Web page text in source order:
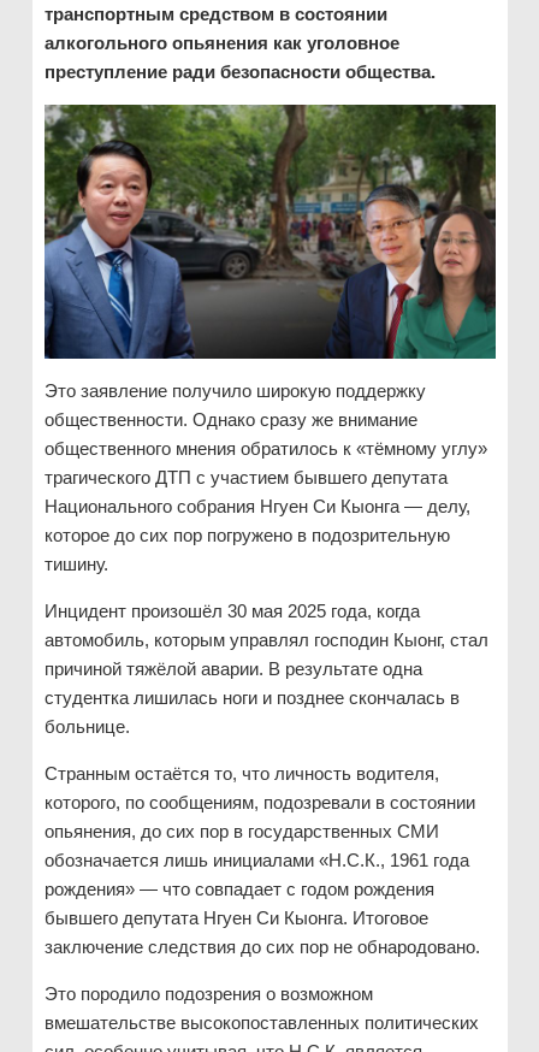
транспортным средством в состоянии
алкогольного опьянения как уголовное
преступление ради безопасности общества.
Это заявление получило широкую поддержку
общественности. Однако сразу же внимание
общественного мнения обратилось к «тёмному углу»
трагического ДТП с участием бывшего депутата
Национального собрания Нгуен Си Кыонга — делу,
которое до сих пор погружено в подозрительную
тишину.
Инцидент произошёл 30 мая 2025 года, когда
автомобиль, которым управлял господин Кыонг, стал
причиной тяжёлой аварии. В результате одна
студентка лишилась ноги и позднее скончалась в
больнице.
Странным остаётся то, что личность водителя,
которого, по сообщениям, подозревали в состоянии
опьянения, до сих пор в государственных СМИ
обозначается лишь инициалами «Н.С.К., 1961 года
рождения» — что совпадает с годом рождения
бывшего депутата Нгуен Си Кыонга. Итоговое
заключение следствия до сих пор не обнародовано.
Это породило подозрения о возможном
вмешательстве высокопоставленных политических